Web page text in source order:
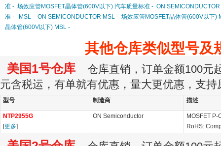
准 - 场效应管MOSFET晶体管(600V以下) 汽车质量标准 - ON
准 -
MSL - ON SEMICONDUCTOR MSL - 场效应管MOSFET晶体管(600V以下)
晶体管(600V以下) MSL -
其他仓库类似型号及
美国1号仓库 仓库直销，订单金额100元
元含税运，有单就有优惠，量大更优惠，支持
型号 制造商 描述
NTP2955G
[更多]
ON Semiconductor
MOSFET P-
RoHS: